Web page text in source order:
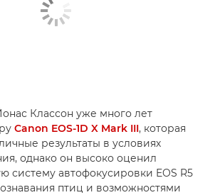
Классон уже много лет
Canon EOS-1D X Mark III, которая
результаты в условиях
однако он высоко оценил
систему автофокусировки EOS R5
птиц и возможностями